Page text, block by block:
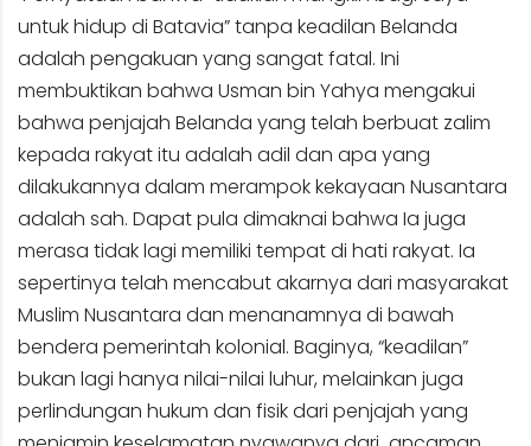
untuk hidup di Batavia” tanpa keadilan Belanda
adalah pengakuan yang sangat fatal. Ini
membuktikan bahwa Usman bin Yahya mengakui
bahwa penjajah Belanda yang telah berbuat zalim
kepada rakyat itu adalah adil dan apa yang
dilakukannya dalam merampok kekayaan Nusantara
adalah sah. Dapat pula dimaknai bahwa Ia juga
merasa tidak lagi memiliki tempat di hati rakyat. Ia
sepertinya telah mencabut akarnya dari masyarakat
Muslim Nusantara dan menanamnya di bawah
bendera pemerintah kolonial. Baginya, “keadilan”
bukan lagi hanya nilai-nilai luhur, melainkan juga
perlindungan hukum dan fisik dari penjajah yang